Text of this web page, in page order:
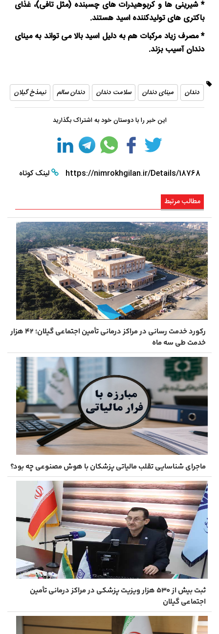
* شیرینی ها و کربوهیدرات های چسبنده (مثل تافی)، غذای
باکتری های تولیدکننده اسید هستند.
* مصرف زیاد مرکبات هم به دلیل اسید بالا می تواند به مینای
دندان آسیب بزند.
دندان مینای دندان سلامت دندان دندان سالم نیمذخ گیلان
این خبر را با دوستان خود به اشتراک بگذارید
https://nimrokhgilan.ir/Details/18768 لینک کوتاه
مطالب مرتبط
رکورد خدمت‌ رسانی در مراکز درمانی تأمین اجتماعی گیلان؛ ۴۲ هزار
خدمت طی سه ماه
ماجرای شناسایی تقلب مالیاتی پزشکان با هوش مصنوعی چه بود؟
ثبت بیش از ۵۳۰ هزار ویزیت پزشکی در مراکز درمانی تأمین
اجتماعی گیلان